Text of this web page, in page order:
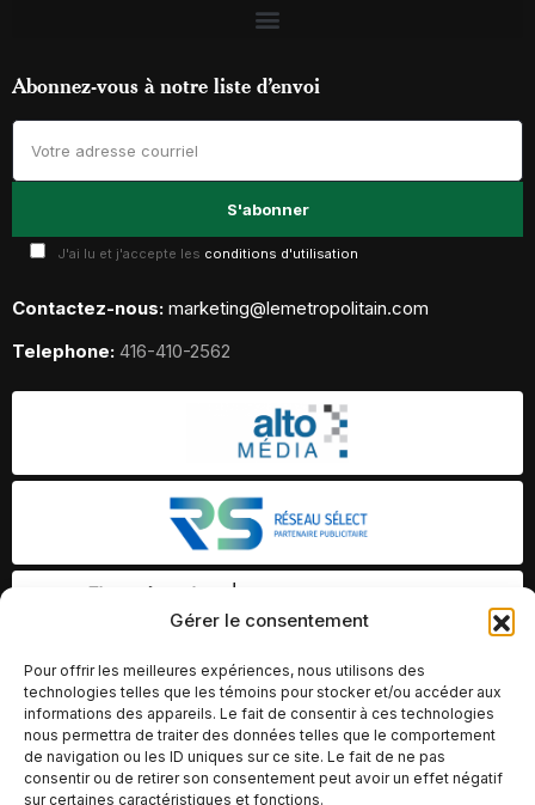
Gérer le consentement
Pour offrir les meilleures expériences, nous utilisons des
technologies telles que les témoins pour stocker et/ou accéder aux
informations des appareils. Le fait de consentir à ces technologies
nous permettra de traiter des données telles que le comportement
de navigation ou les ID uniques sur ce site. Le fait de ne pas
consentir ou de retirer son consentement peut avoir un effet négatif
sur certaines caractéristiques et fonctions.
Abonnez-vous à notre liste d’envoi
J'ai lu et j'accepte les conditions d'utilisation
Contactez-nous: marketing@lemetropolitain.com
Telephone: 416-410-2562